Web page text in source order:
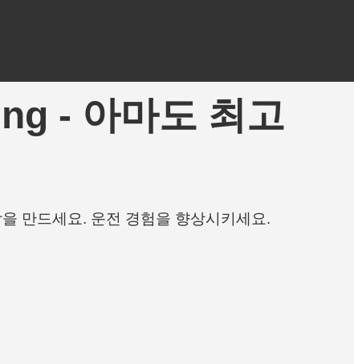
- 아마도 최고
만드세요. 운전 경험을 향상시키세요.